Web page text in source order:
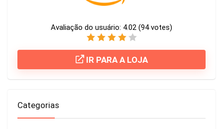
Avaliação do usuário: 4.02 (94votes)
IR PARA A LOJA
Categorias